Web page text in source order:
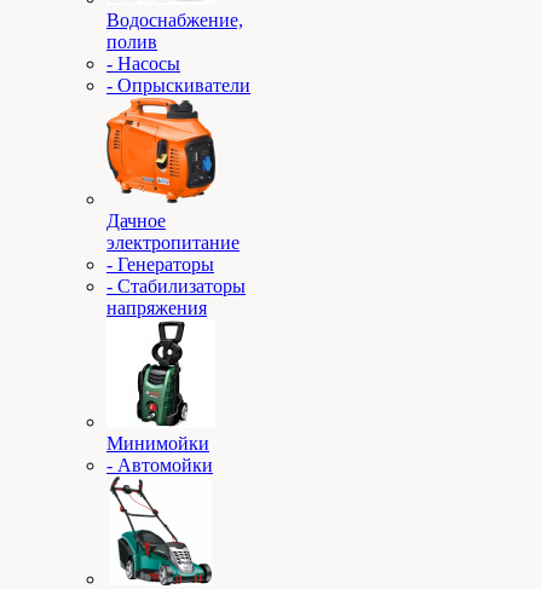
Водоснабжение,
полив
- Насосы
- Опрыскиватели
Дачное
электропитание
- Генераторы
- Стабилизаторы
напряжения
Минимойки
- Автомойки